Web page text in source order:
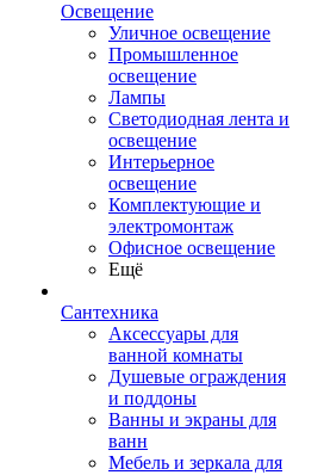
Освещение
Уличное освещение
Промышленное
освещение
Лампы
Светодиодная лента и
освещение
Интерьерное
освещение
Комплектующие и
электромонтаж
Офисное освещение
Ещё
Сантехника
Аксессуары для
ванной комнаты
Душевые ограждения
и поддоны
Ванны и экраны для
ванн
Мебель и зеркала для